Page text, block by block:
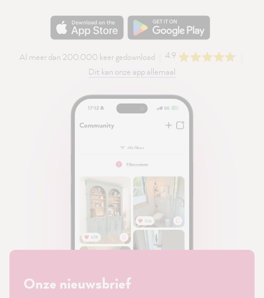
Al meer dan 200.000 keer gedownload
4.9
Dit kan onze app allemaal
Onze nieuwsbrief